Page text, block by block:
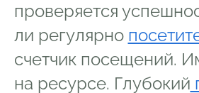
проверяется
ли регулярно
счетчик посещений.
на ресурсе. Глубокий